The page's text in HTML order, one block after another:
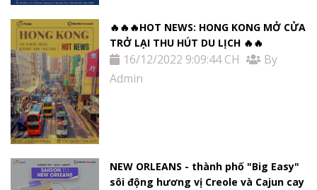
🔥🔥🔥HOT NEWS: HONG KONG MỞ CỬA
TRỞ LẠI THU HÚT DU LỊCH 🔥🔥
16/12/2022 9:09:44 CH
By
Admin
NEW ORLEANS - thành phố "Big Easy"
sôi động hương vị Creole và Cajun cay